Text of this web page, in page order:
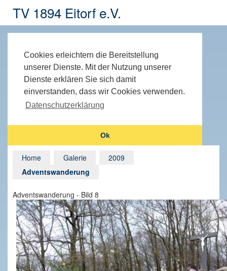
TV 1894 Eitorf e.V.
Cookies erleichtern die Bereitstellung
unserer Dienste. Mit der Nutzung unserer
Dienste erklären Sie sich damit
einverstanden, dass wir Cookies verwenden.
Datenschutzerklärung
Ok
Home Galerie
2009
Adventswanderung
Adventswanderung - Bild 8